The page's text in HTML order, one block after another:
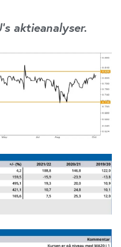
aktieanalyser.